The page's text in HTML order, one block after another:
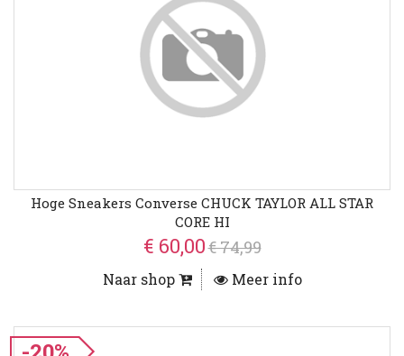
Hoge Sneakers Converse CHUCK TAYLOR ALL STAR
CORE HI
€ 60,00€ 74,99
Naar shop Meer info